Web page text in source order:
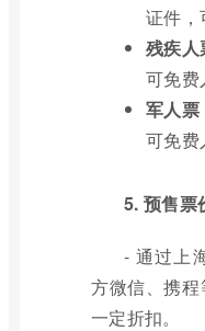
证件，
残疾人
可免费
军人票
可免费
5. 预售票
- 通过上
方微信、携
一定折扣。